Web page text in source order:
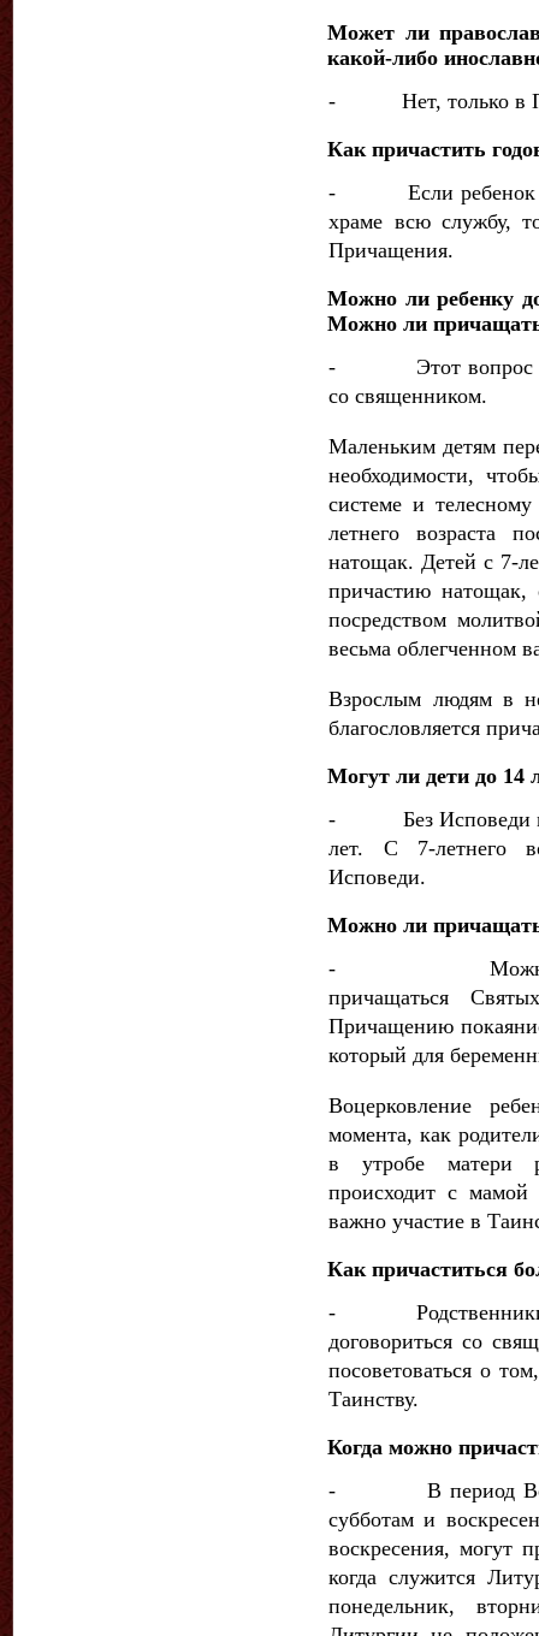
Может ли
какой-либо
- Нет, только в
Как причастить
- Если ребенок не
храме всю службу,
Причащения.
Можно ли ребенку
Можно ли
- Этот вопрос
со священ­ником.
Маленьким детям
не­обходимости,
системе и
летнего возраста
натощак. Детей с 7-
причастию
посредством
весьма облегченном
Взрослым людям в
благо­словляется
Могут ли дети до 14
- Без Исповеди
лет. С 7-летнего
Исповеди.
Можно ли
- Можно.
причащаться
Причащению
который для
Воцерковление
момента, как
в утробе матери
происходит с
важно участие в
Как причаститься
- Родственники
договорить­ся со
посоветоваться о
Таинству.
Когда можно
- В период
субботам и
воскресения, могут
когда служится
понедельник,